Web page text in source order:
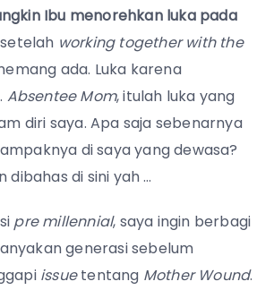
Ibu menorehkan luka pada
working together with the
ada. Luka karena
Absentee Mom, itulah luka yang
diri saya. Apa saja sebenarnya
di saya yang dewasa?
dibahas di sini yah …
pre millennial, saya ingin berbagi
generasi sebelum
issuetentang Mother Wound.